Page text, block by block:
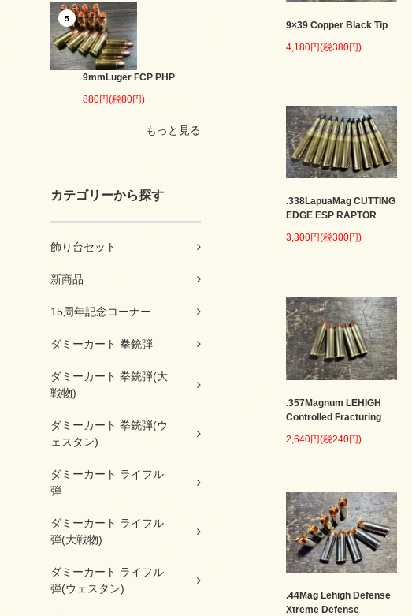
5
9mmLuger FCP PHP
880円(税80円)
もっと見る
カテゴリーから探す
飾り台セット
新商品
15周年記念コーナー
ダミーカート 拳銃弾
ダミーカート 拳銃弾(大
戦物)
ダミーカート 拳銃弾(ウ
ェスタン)
ダミーカート ライフル
弾
ダミーカート ライフル
弾(大戦物)
ダミーカート ライフル
弾(ウェスタン)
9×39 Copper Black Tip
4,180円(税380円)
.338LapuaMag CUTTING
EDGE ESP RAPTOR
3,300円(税300円)
.357Magnum LEHIGH
Controlled Fracturing
2,640円(税240円)
.44Mag Lehigh Defense
Xtreme Defense